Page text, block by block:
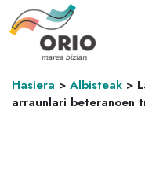
Hasiera > Albisteak >
arraunlari beteranoen